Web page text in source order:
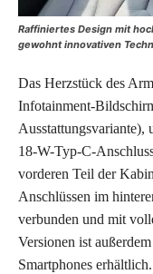
Raffiniertes Design mit
gewohnt innovativen
Das Herzstück des
Infotainment-
Ausstattungsvariante),
18-W-Typ-C-
vorderen Teil der
Anschlüssen im
verbunden und mit
Versionen ist
Smartphones erhältlich.